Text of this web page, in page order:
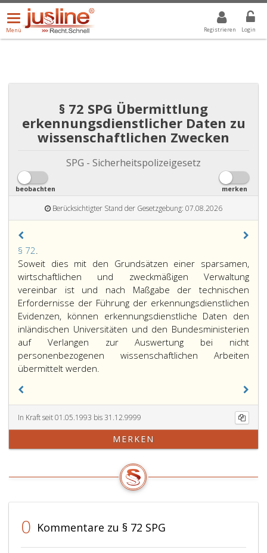
Registrieren Login
Menü
öffnen/schließen
Menü
ALLE DROPDOWN: GEWÄHLTER WERT IST ALLE
§ 72 SPG Übermittlung
erkennungsdienstlicher Daten zu
wissenschaftlichen Zwecken
SPG - Sicherheitspolizeigesetz
beobachten merken
Berücksichtigter Stand der Gesetzgebung: 07.08.2026
§ 72.
72,
Soweit dies mit den Grundsätzen einer sparsamen,
wirtschaftlichen und zweckmäßigen Verwaltung
vereinbar ist und nach Maßgabe der technischen
Erfordernisse der Führung der erkennungsdienstlichen
Evidenzen, können erkennungsdienstliche Daten den
inländischen Universitäten und den Bundesministerien
auf Verlangen zur Auswertung bei nicht
personenbezogenen wissenschaftlichen Arbeiten
übermittelt werden.
In Kraft seit 01.05.1993 bis 31.12.9999
MERKEN
0 Kommentare zu § 72 SPG